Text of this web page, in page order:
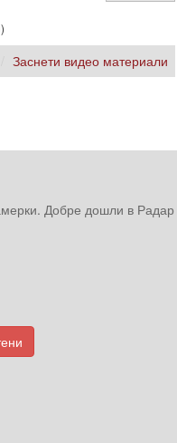
Заснети видео материали
Добре дошли в Радар